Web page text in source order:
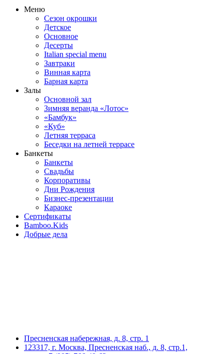
Меню
Сезон окрошки
Детское
Основное
Десерты
Italian special menu
Завтраки
Винная карта
Барная карта
Залы
Основной зал
Зимняя веранда «Лотос»
«Бамбук»
«Куб»
Летняя терраса
Беседки на летней террасе
Банкеты
Банкеты
Свадьбы
Корпоративы
Дни Рождения
Бизнес-презентации
Караоке
Сертификаты
Bamboo.Kids
Добрые дела
Пресненская набережная, д. 8, стр. 1
123317, г. Москва, Пресненская наб., д. 8, стр.1,